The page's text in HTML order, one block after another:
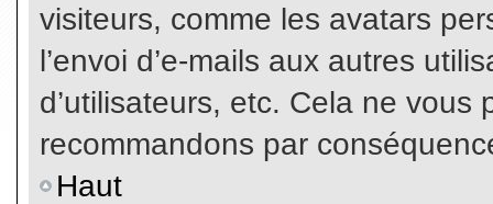
visiteurs, comme les avatars
l’envoi d’e-mails aux autres
d’utilisateurs, etc. Cela ne vous
recommandons par
Haut